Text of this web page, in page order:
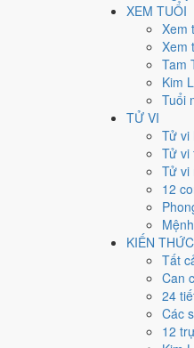
XEM TUỔI
Xem
Xem
Tam
Kim
Tuổi
TỬ VI
Tử vi
Tử vi
Tử vi
12
KIẾN THỨC
Tất
Can
24
Các
12
Tân Dậu
Ngày Tân Dậu có
thường ngày.
Sửu, Tỵ, Thìn
Ngày 28/9/2029
Ngày
Ngày 28/9/2029 đạt
Sao Ngọc Đường
Cưới hỏi -
Rất tốt